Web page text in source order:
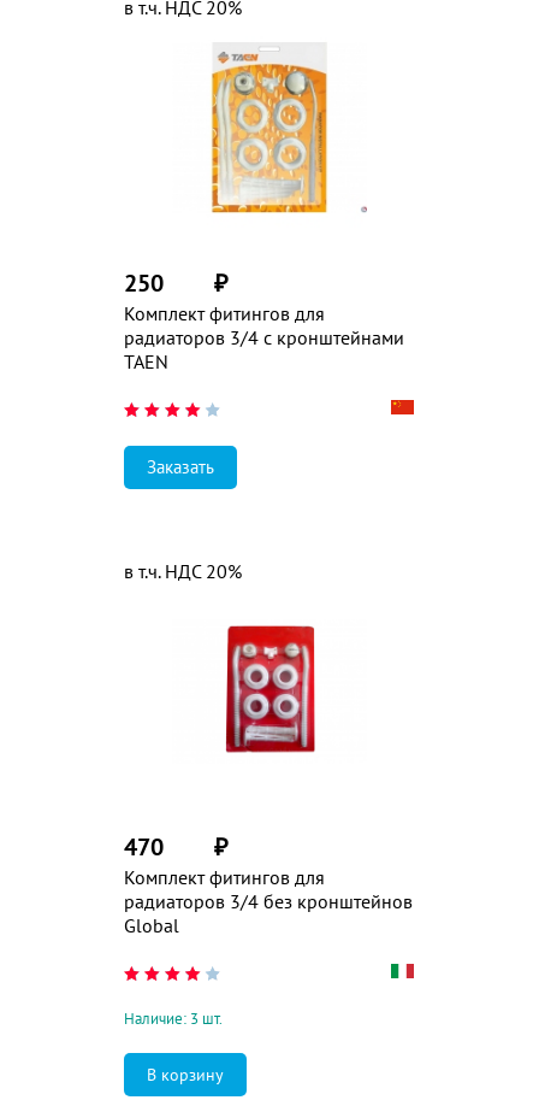
Комплект фитингов для
радиаторов 3/4 с кронштейнами
TAEN
250 ₽
в т.ч. НДС 20%
Заказать
Комплект фитингов для
радиаторов 3/4 без кронштейнов
Global
470 ₽
в т.ч. НДС 20%
Наличие: 3 шт.